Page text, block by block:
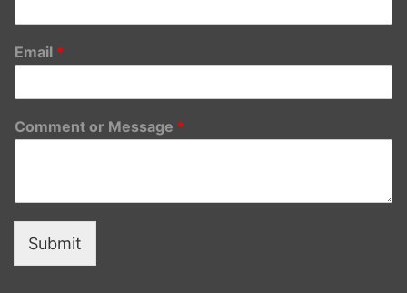
Email *
Comment or Message *
Submit